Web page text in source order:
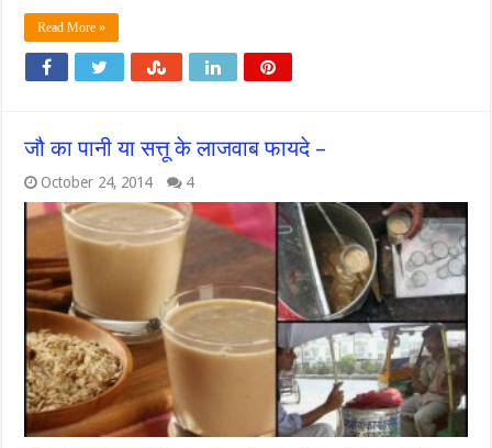
Read More »
जौ का पानी या सत्तू के लाजवाब फायदे –
October 24, 2014 4